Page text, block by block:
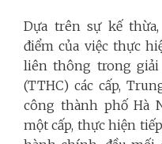
Dựa trên sự kế
điểm của việc thực
liên thông trong
(TTHC) các cấp,
công thành phố Hà
một cấp, thực hiện